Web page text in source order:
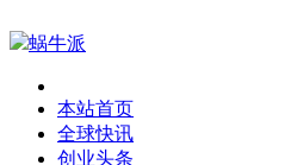
蜗牛派
本站首页
全球快讯
创业头条